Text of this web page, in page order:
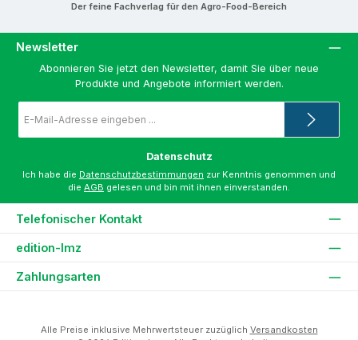
Der feine Fachverlag für den Agro-Food-Bereich
Newsletter
Abonnieren Sie jetzt den Newsletter, damit Sie über neue
Produkte und Angebote informiert werden.
Mail-
*
Datenschutz
Ich habe die Datenschutzbestimmungen zur Kenntnis genommen und
die AGB gelesen und bin mit ihnen einverstanden.
Telefonischer Kontakt
edition-lmz
Zahlungsarten
Alle Preise inklusive Mehrwertsteuer zuzüglich Versandkosten